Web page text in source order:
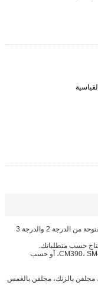
معلومات أساسية عن سلسلة المراسي ذات الوصلات المفتوحة من الدرجة 2 والدرجة 3
2. المادة: فولاذ سبائكي، يشمل بشكل عام CM390، SM490، CM690، أو حسب
مجلفن بالزنك، مجلفن بالغمس